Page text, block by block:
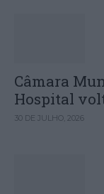
Câmara
Hospital
30 DE JULHO, 2026